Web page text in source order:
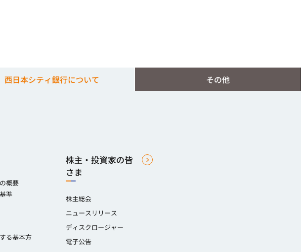
西日本シティ銀行について その他
概要
準
る基本方
株主・投資家の皆
さま
株主総会
ニュースリリース
ディスクロージャー
電子公告